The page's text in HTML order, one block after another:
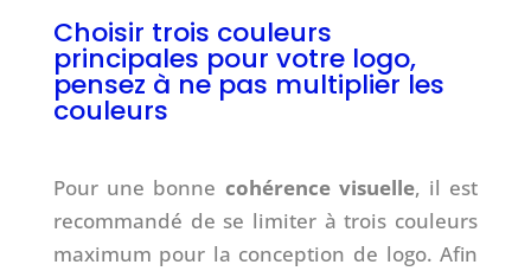
Choisir trois couleurs
principales pour votre logo,
pensez à ne pas multiplier les
couleurs
Pour une bonne cohérence visuelle, il est
recommandé de se limiter à trois couleurs
maximum pour la conception de logo. Afin